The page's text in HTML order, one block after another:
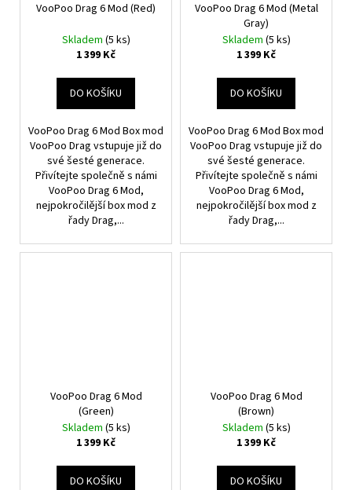
VooPoo Drag 6 Mod (Red)
Skladem (5 ks)
1 399 Kč
DO KOŠÍKU
VooPoo Drag 6 Mod Box mod
VooPoo Drag vstupuje již do
své šesté generace.
Přivítejte společně s námi
VooPoo Drag 6 Mod,
nejpokročilější box mod z
řady Drag,...
VooPoo Drag 6 Mod (Metal
Gray)
Skladem (5 ks)
1 399 Kč
DO KOŠÍKU
VooPoo Drag 6 Mod Box mod
VooPoo Drag vstupuje již do
své šesté generace.
Přivítejte společně s námi
VooPoo Drag 6 Mod,
nejpokročilější box mod z
řady Drag,...
VooPoo Drag 6 Mod
(Green)
Skladem (5 ks)
1 399 Kč
DO KOŠÍKU
VooPoo Drag 6 Mod
(Brown)
Skladem (5 ks)
1 399 Kč
DO KOŠÍKU